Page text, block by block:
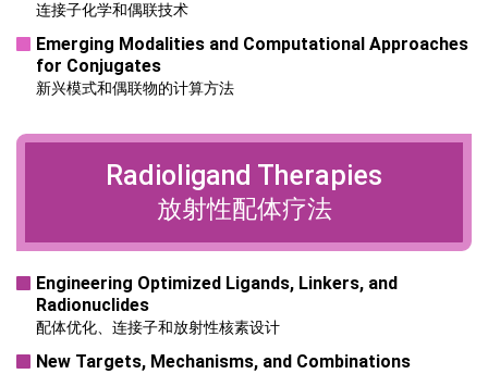
连接子化学和偶联技术
Emerging Modalities and Computational Approaches
for Conjugates
新兴模式和偶联物的计算方法
Radioligand Therapies
放射性配体疗法
Engineering Optimized Ligands, Linkers, and
Radionuclides
配体优化、连接子和放射性核素设计
New Targets, Mechanisms, and Combinations